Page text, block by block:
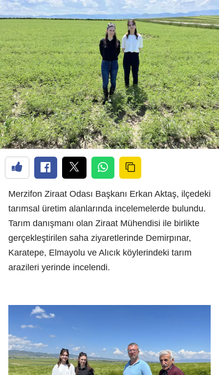
Merzifon Ziraat Odası Başkanı Erkan Aktaş, ilçedeki
tarımsal üretim alanlarında incelemelerde bulundu.
Tarım danışmanı olan Ziraat Mühendisi ile birlikte
gerçekleştirilen saha ziyaretlerinde Demirpınar,
Karatepe, Elmayolu ve Alıcık köylerindeki tarım
arazileri yerinde incelendi.